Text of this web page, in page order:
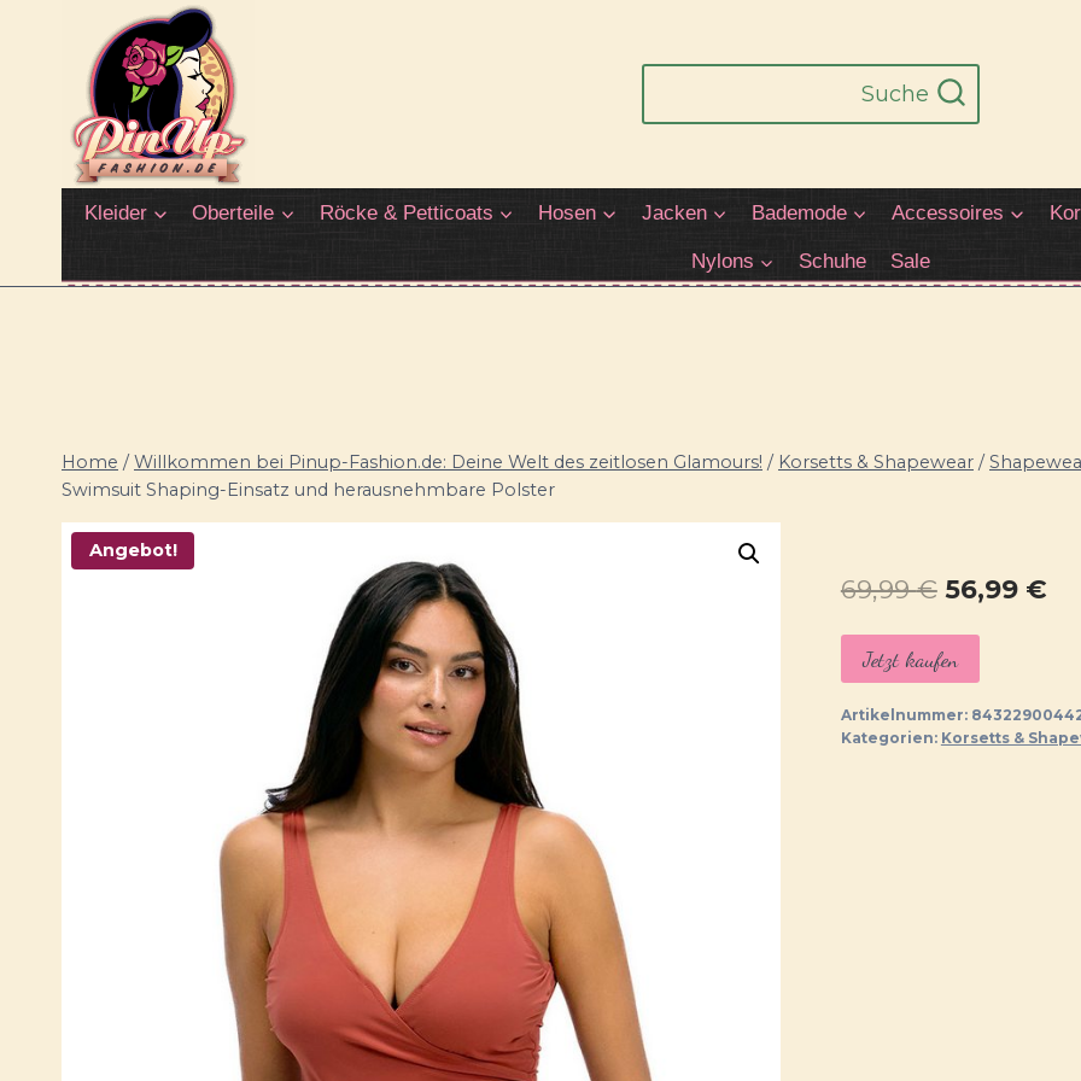
springen
Suche
Kleider Oberteile Röcke & Petticoats Hosen Jacken Bademode Accessoires
Nylons Schuhe Sale
Home / Willkommen bei Pinup-Fashion.de: Deine Welt des zeitlosen Glamours! / Korsetts & Shapewear /
Swimsuit Shaping-Einsatz und herausnehmbare Polster
Angebot!
69,99€
Preis
war:
69,99 €
56,99 €
Jetzt kaufen
Artikelnummer:
Kategorien: Korsetts &